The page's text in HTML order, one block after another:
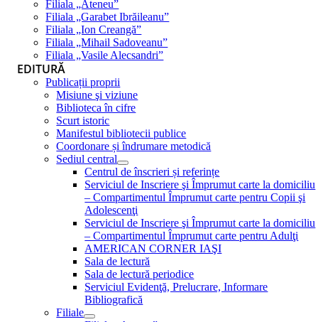
Filiala „Ateneu”
Filiala „Garabet Ibrăileanu”
Filiala „Ion Creangă”
Filiala „Mihail Sadoveanu”
Filiala „Vasile Alecsandri”
EDITURĂ
Publicații proprii
Misiune şi viziune
Biblioteca în cifre
Scurt istoric
Manifestul bibliotecii publice
Coordonare și îndrumare metodică
Sediul central
Centrul de înscrieri și referințe
Serviciul de Inscriere şi Împrumut carte la domiciliu
– Compartimentul Împrumut carte pentru Copii şi
Adolescenţi
Serviciul de Inscriere şi Împrumut carte la domiciliu
– Compartimentul Împrumut carte pentru Adulţi
AMERICAN CORNER IAŞI
Sala de lectură
Sala de lectură periodice
Serviciul Evidenţă, Prelucrare, Informare
Bibliografică
Filiale